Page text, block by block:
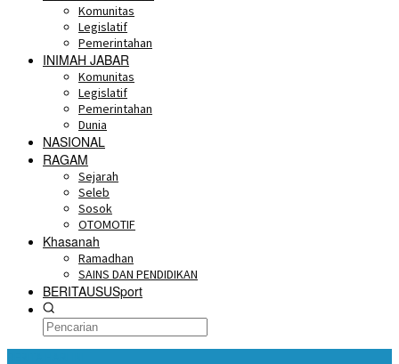
Komunitas
Legislatif
Pemerintahan
INIMAH JABAR
Komunitas
Legislatif
Pemerintahan
Dunia
NASIONAL
RAGAM
Sejarah
Seleb
Sosok
OTOMOTIF
Khasanah
Ramadhan
SAINS DAN PENDIDIKAN
BERITAUSUSport